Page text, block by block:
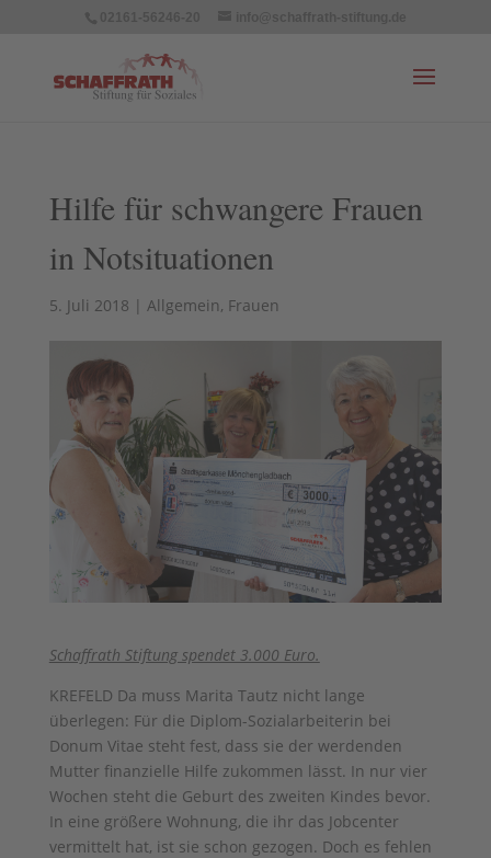
Hilfe für schwangere Frauen
in Notsituationen
5. Juli 2018 | Allgemein, Frauen
Schaffrath Stiftung spendet 3.000 Euro.
KREFELD Da muss Marita Tautz nicht lange
überlegen: Für die Diplom-Sozialarbeiterin bei
Donum Vitae steht fest, dass sie der werdenden
Mutter finanzielle Hilfe zukommen lässt. In nur vier
Wochen steht die Geburt des zweiten Kindes bevor.
In eine größere Wohnung, die ihr das Jobcenter
vermittelt hat, ist sie schon gezogen. Doch es fehlen